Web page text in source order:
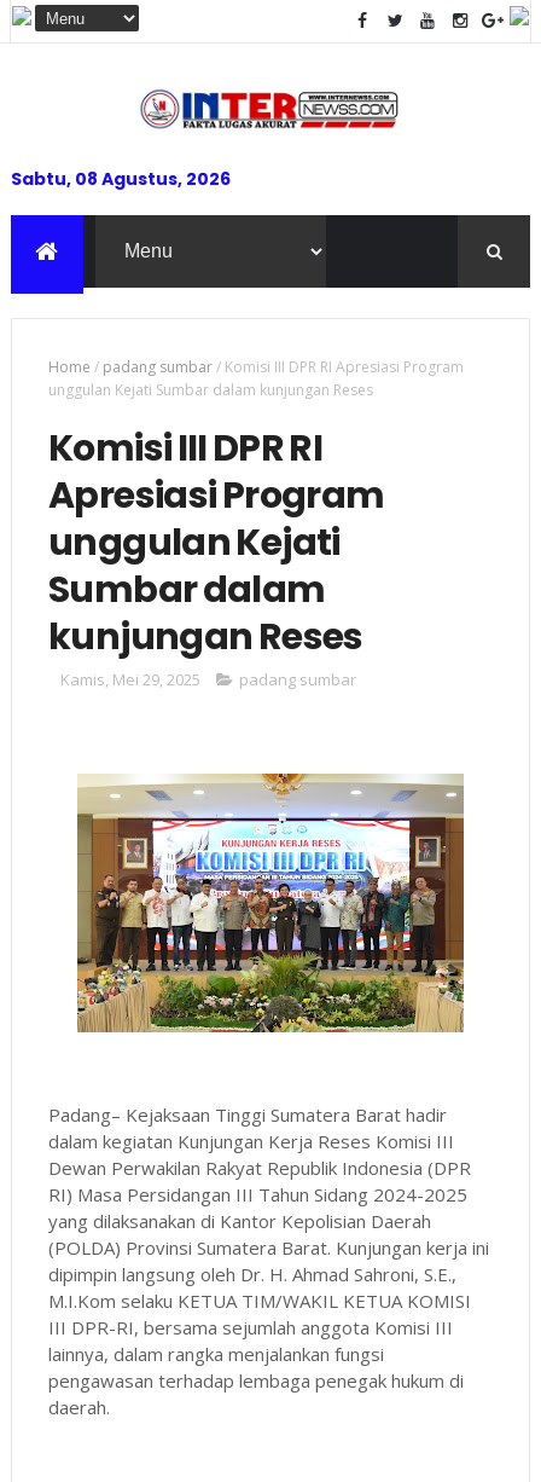
Sabtu, 08 Agustus, 2026
Home / padang sumbar/ Komisi III DPR RI Apresiasi Program
unggulan Kejati Sumbar dalam kunjungan Reses
Komisi III DPR RI
Apresiasi Program
unggulan Kejati
Sumbar dalam
kunjungan Reses
Kamis, Mei 29, 2025 padang sumbar
Padang– Kejaksaan Tinggi Sumatera Barat hadir
dalam kegiatan Kunjungan Kerja Reses Komisi III
Dewan Perwakilan Rakyat Republik Indonesia (DPR
RI) Masa Persidangan III Tahun Sidang 2024-2025
yang dilaksanakan di Kantor Kepolisian Daerah
(POLDA) Provinsi Sumatera Barat. Kunjungan kerja ini
dipimpin langsung oleh Dr. H. Ahmad Sahroni, S.E.,
M.I.Kom selaku KETUA TIM/WAKIL KETUA KOMISI
III DPR-RI, bersama sejumlah anggota Komisi III
lainnya, dalam rangka menjalankan fungsi
pengawasan terhadap lembaga penegak hukum di
daerah.